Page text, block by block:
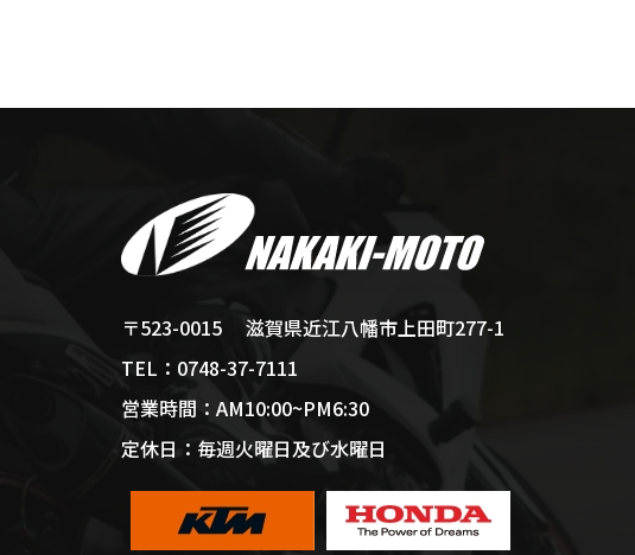
〒523-0015 滋賀県近江八幡市上田町277-1
TEL： 0748-37-7111
営業時間：AM10:00~PM6:30
定休日： 毎週火曜日及び水曜日